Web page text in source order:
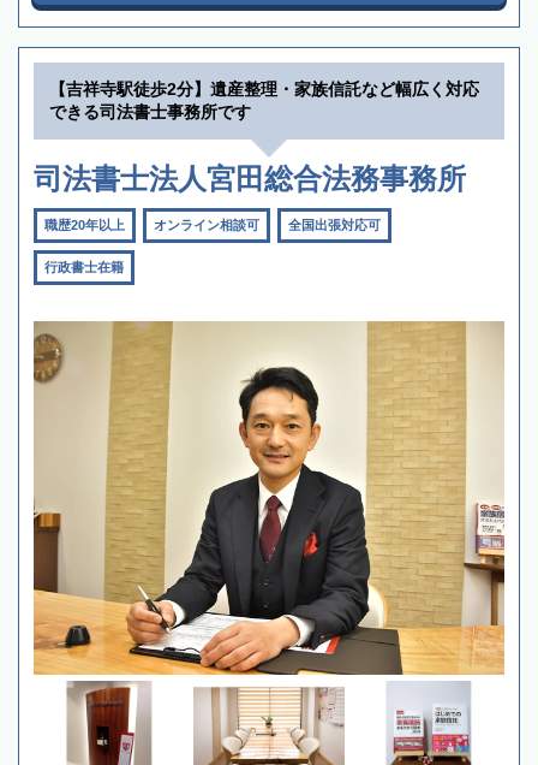
【吉祥寺駅徒歩2分】遺産整理・家族信託など幅広く対応
できる司法書士事務所です
司法書士法人宮田総合法務事務所
職歴20年以上 オンライン相談可 全国出張対応可
行政書士在籍